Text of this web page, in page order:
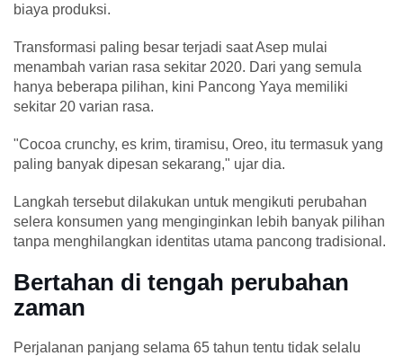
biaya produksi.
Transformasi paling besar terjadi saat Asep mulai
menambah varian rasa sekitar 2020. Dari yang semula
hanya beberapa pilihan, kini Pancong Yaya memiliki
sekitar 20 varian rasa.
"Cocoa crunchy, es krim, tiramisu, Oreo, itu termasuk yang
paling banyak dipesan sekarang," ujar dia.
Langkah tersebut dilakukan untuk mengikuti perubahan
selera konsumen yang menginginkan lebih banyak pilihan
tanpa menghilangkan identitas utama pancong tradisional.
Bertahan di tengah perubahan
zaman
Perjalanan panjang selama 65 tahun tentu tidak selalu